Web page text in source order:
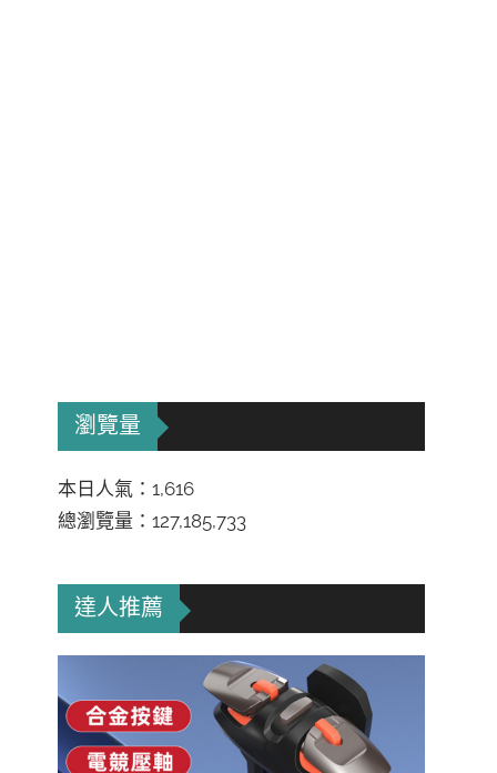
瀏覽量
本日人氣：1,616
總瀏覽量：127,185,733
達人推薦